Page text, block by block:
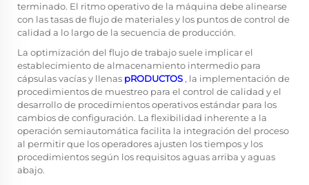
terminado. El ritmo operativo de la máquina debe alinearse
con las tasas de flujo de materiales y los puntos de control de
calidad a lo largo de la secuencia de producción.
La optimización del flujo de trabajo suele implicar el
establecimiento de almacenamiento intermedio para
cápsulas vacías y llenas pRODUCTOS, la implementación de
procedimientos de muestreo para el control de calidad y el
desarrollo de procedimientos operativos estándar para los
cambios de configuración. La flexibilidad inherente a la
operación semiautomática facilita la integración del proceso
al permitir que los operadores ajusten los tiempos y los
procedimientos según los requisitos aguas arriba y aguas
abajo.